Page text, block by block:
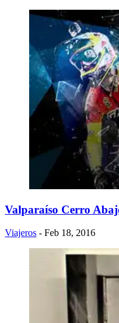
Valparaíso Cerro
Viajeros - Feb 18, 2016